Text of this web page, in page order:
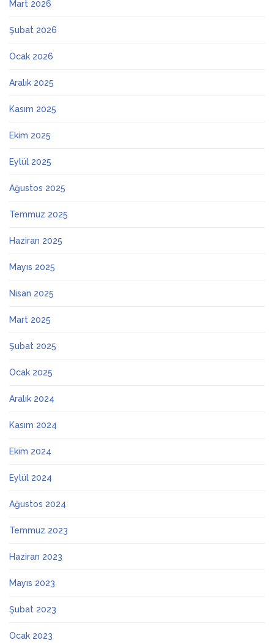
Mart 2026
Şubat 2026
Ocak 2026
Aralık 2025
Kasım 2025
Ekim 2025
Eylül 2025
Ağustos 2025
Temmuz 2025
Haziran 2025
Mayıs 2025
Nisan 2025
Mart 2025
Şubat 2025
Ocak 2025
Aralık 2024
Kasım 2024
Ekim 2024
Eylül 2024
Ağustos 2024
Temmuz 2023
Haziran 2023
Mayıs 2023
Şubat 2023
Ocak 2023